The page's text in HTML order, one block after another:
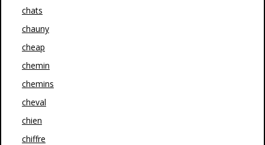
chats
chauny
cheap
chemin
chemins
cheval
chien
chiffre